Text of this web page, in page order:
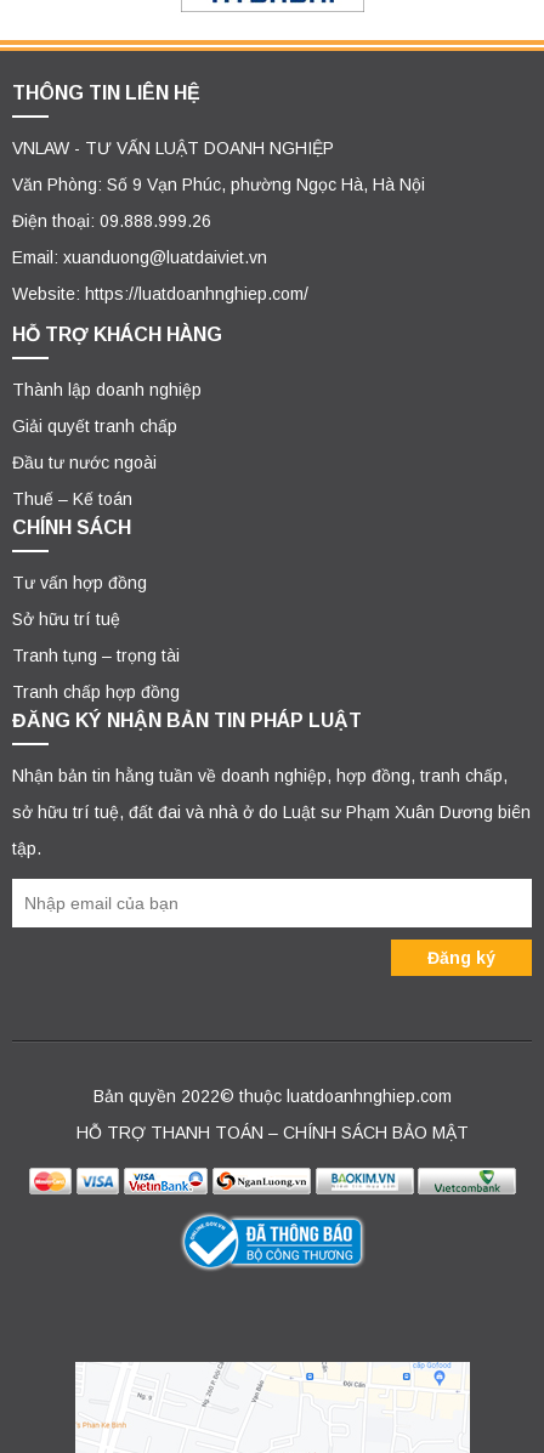
THÔNG TIN LIÊN HỆ
VNLAW - TƯ VẤN LUẬT DOANH NGHIỆP
Văn Phòng: Số 9 Vạn Phúc, phường Ngọc Hà, Hà Nội
Điện thoại: 09.888.999.26
Email: xuanduong@luatdaiviet.vn
Website: https://luatdoanhnghiep.com/
HỖ TRỢ KHÁCH HÀNG
Thành lập doanh nghiệp
Giải quyết tranh chấp
Đầu tư nước ngoài
Thuế – Kế toán
CHÍNH SÁCH
Tư vấn hợp đồng
Sở hữu trí tuệ
Tranh tụng – trọng tài
Tranh chấp hợp đồng
ĐĂNG KÝ NHẬN BẢN TIN PHÁP LUẬT
Nhận bản tin hằng tuần về doanh nghiệp, hợp đồng, tranh chấp,
sở hữu trí tuệ, đất đai và nhà ở do Luật sư Phạm Xuân Dương biên
tập.
Bản quyền 2022© thuộc luatdoanhnghiep.com
HỖ TRỢ THANH TOÁN – CHÍNH SÁCH BẢO MẬT